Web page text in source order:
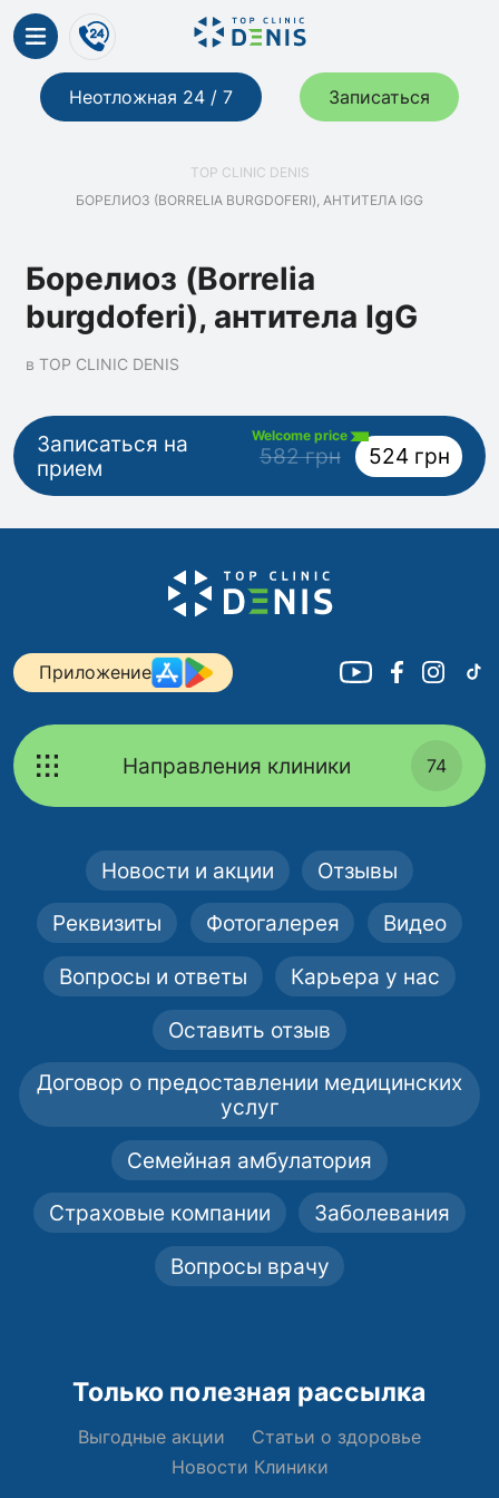
Неотложная 24 / 7 Записаться
TOP CLINIC DENIS
БОРЕЛИОЗ (BORRELIA BURGDOFERI), АНТИТЕЛА IGG
Борелиоз (Borrelia
burgdoferi), антитела IgG
в TOP CLINIC DENIS
Записаться на
прием
Welcome price
582 грн 524 грн
Приложение
Направления клиники 74
Новости и акции Отзывы
Реквизиты Фотогалерея Видео
Вопросы и ответы Карьера у нас
Оставить отзыв
Договор о предоставлении медицинских
услуг
Семейная амбулатория
Страховые компании Заболевания
Вопросы врачу
Только полезная рассылка
Выгодные акции
Статьи о здоровье
Новости Клиники